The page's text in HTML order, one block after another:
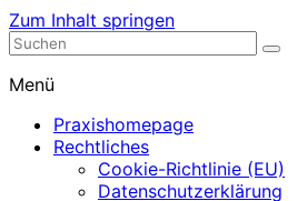
Zum Inhalt springen
Nephrologische Praxis mit Dialyse
Menü
Praxishomepage
Rechtliches
Cookie-Richtlinie (EU)
Datenschutzerklärung